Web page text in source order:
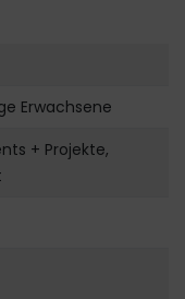
Erwachsene
+ Projekte,